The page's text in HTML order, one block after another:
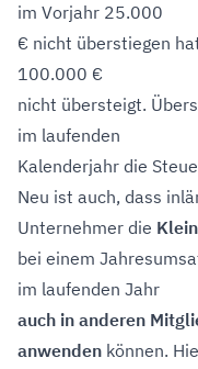
im Vorjahr 25.000
€ nicht überstiegen
100.000 €
nicht übersteigt.
im laufenden
Kalenderjahr die
Neu ist auch, dass
Unternehmer die
bei einem
im laufenden Jahr
auch in anderen
anwenden können.